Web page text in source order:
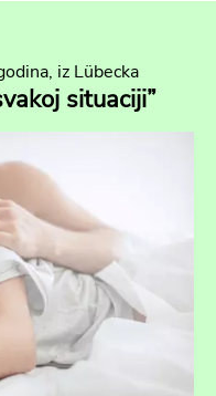
iz Lübecka
situaciji”